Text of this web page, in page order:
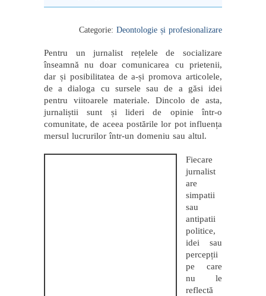
Categorie: Deontologie și profesionalizare
Pentru un jurnalist rețelele de socializare
înseamnă nu doar comunicarea cu prietenii,
dar și posibilitatea de a-și promova articolele,
de a dialoga cu sursele sau de a găsi idei
pentru viitoarele materiale. Dincolo de asta,
jurnaliștii sunt și lideri de opinie într-o
comunitate, de aceea postările lor pot influența
mersul lucrurilor într-un domeniu sau altul.
Fiecare
jurnalist
are
simpatii
sau
antipatii
politice,
idei sau
percepții
pe care
nu le
reflectă